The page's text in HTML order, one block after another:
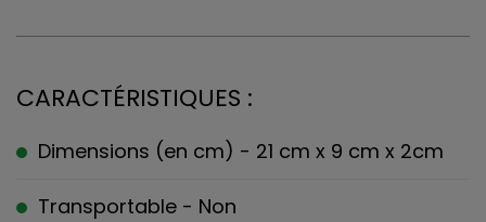
CARACTÉRISTIQUES :
Dimensions (en cm) - 21 cm x 9 cm x 2cm
Transportable - Non